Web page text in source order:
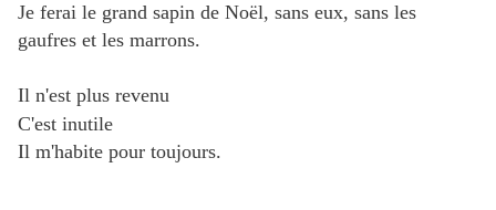
Je ferai le grand sapin de Noël, sans eux, sans les
gaufres et les marrons.
Il n'est plus revenu
C'est inutile
Il m'habite pour toujours.